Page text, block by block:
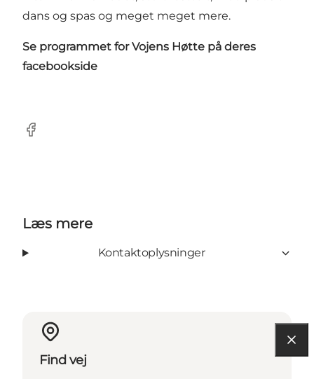
dans og spas og meget meget mere.
Se programmet for Vojens Høtte på deres
facebookside
Facebook
Læs mere
Kontaktoplysninger
Find vej